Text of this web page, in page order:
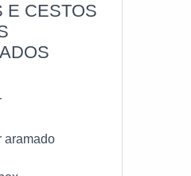
E CESTOS
aramado